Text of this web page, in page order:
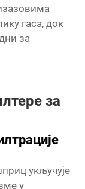
гаса, док
за
за
укључује
у